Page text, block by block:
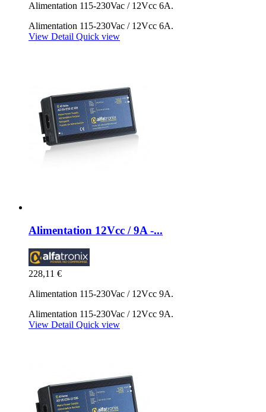
Alimentation 115-230Vac / 12Vcc 6A.
Alimentation 115-230Vac / 12Vcc 6A.
View Detail Quick view
Alimentation 12Vcc / 9A -...
228,11 €
Alimentation 115-230Vac / 12Vcc 9A.
Alimentation 115-230Vac / 12Vcc 9A.
View Detail Quick view